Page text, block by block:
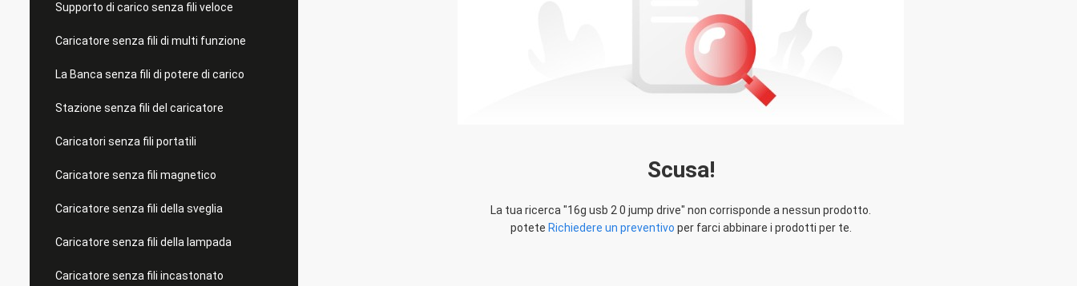
Supporto di carico senza fili veloce
Caricatore senza fili di multi funzione
La Banca senza fili di potere di carico
Stazione senza fili del caricatore
Caricatori senza fili portatili
Caricatore senza fili magnetico
Caricatore senza fili della sveglia
Caricatore senza fili della lampada
Caricatore senza fili incastonato
Scusa!
La tua ricerca "16g usb 2 0 jump drive" non corrisponde a nessun prodotto.
potete Richiedere un preventivo per farci abbinare i prodotti per te.